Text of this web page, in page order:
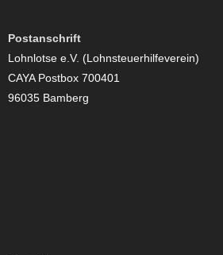
Postanschrift
Lohnlotse e.V. (Lohnsteuerhilfeverein)
CAYA Postbox 700401
96035 Bamberg